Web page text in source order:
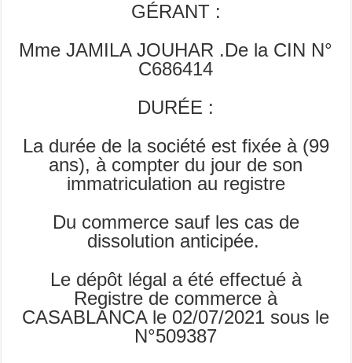
GÉRANT :
Mme JAMILA JOUHAR .De la CIN N°
C686414
DURÉE :
La durée de la société est fixée à (99
ans), à compter du jour de son
immatriculation au registre
Du commerce sauf les cas de
dissolution anticipée.
Le dépôt légal a été effectué à
Registre de commerce à
CASABLANCA le 02/07/2021 sous le
N°509387